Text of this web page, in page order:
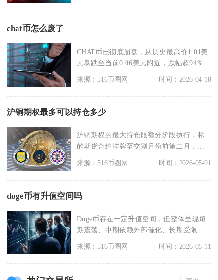
chat币怎么废了
CHAT币已彻底崩盘，从历史最高价1.01美
元暴跌至当前0.06美元附近，跌幅超94%，
来源：516币圈网 时间：2026-04-18
沪铜期权最多可以持仓多少
沪铜期权的最大持仓限额分阶段执行，标
的期货合约挂牌至交割月份前第二月，客
户与非期货公司会员
来源：516币圈网 时间：2026-05-01
doge币有升值空间吗
Doge币存在一定升值空间，但整体呈现短
期震荡、中期依赖外部催化、长期受限于
来源：516币圈网 时间：2026-05-11